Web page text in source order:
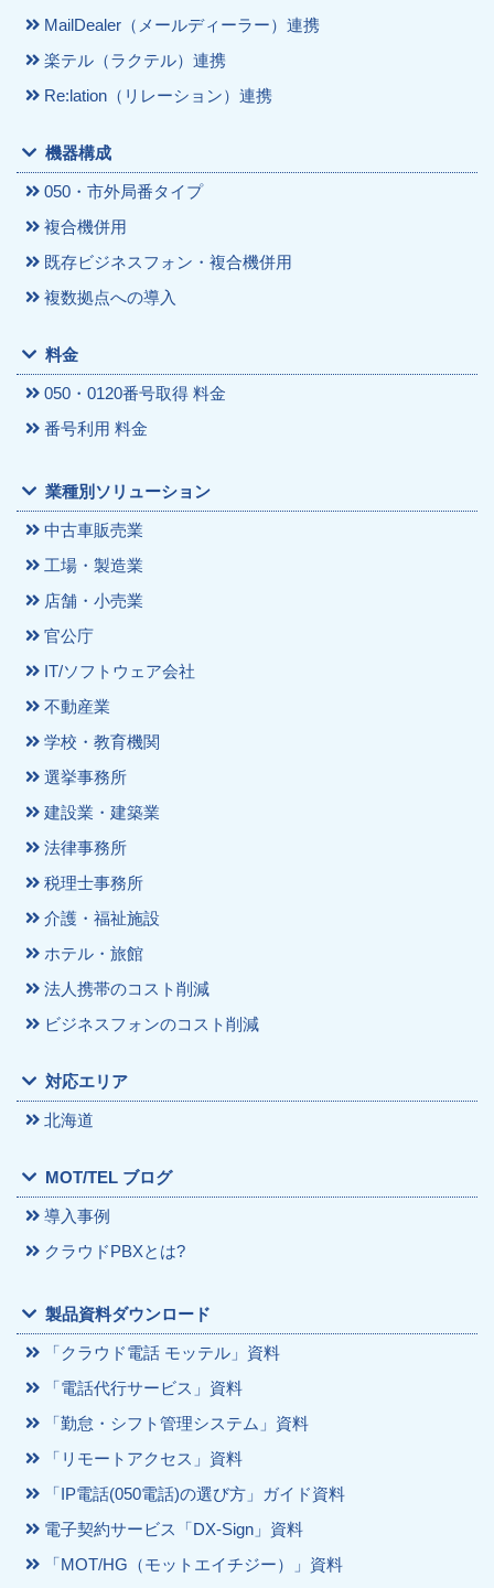
MailDealer（メールディーラー）連携
楽テル（ラクテル）連携
Re:lation（リレーション）連携
機器構成
050・市外局番タイプ
複合機併用
既存ビジネスフォン・複合機併用
複数拠点への導入
料金
050・0120番号取得 料金
番号利用 料金
業種別ソリューション
中古車販売業
工場・製造業
店舗・小売業
官公庁
IT/ソフトウェア会社
不動産業
学校・教育機関
選挙事務所
建設業・建築業
法律事務所
税理士事務所
介護・福祉施設
ホテル・旅館
法人携帯のコスト削減
ビジネスフォンのコスト削減
対応エリア
北海道
MOT/TEL ブログ
導入事例
クラウドPBXとは?
製品資料ダウンロード
「クラウド電話 モッテル」資料
「電話代行サービス」資料
「勤怠・シフト管理システム」資料
「リモートアクセス」資料
「IP電話(050電話)の選び方」ガイド資料
電子契約サービス「DX-Sign」資料
「MOT/HG（モットエイチジー）」資料